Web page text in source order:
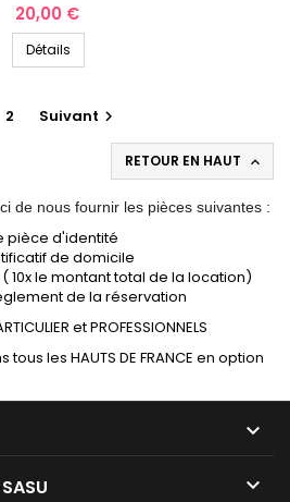
Prix
20,00 €
Détails
2 Suivant 
RETOUR EN HAUT 
de nous fournir les pièces suivantes :
pièce d'identité
de domicile
10x le montant total de la location)
de la réservation
et PROFESSIONNELS
les HAUTS DE FRANCE en option

